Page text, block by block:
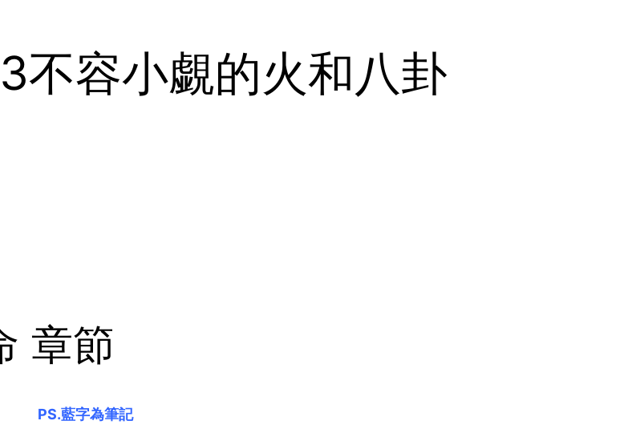
不容小覷的火和八卦
章節
PS.藍字為筆記